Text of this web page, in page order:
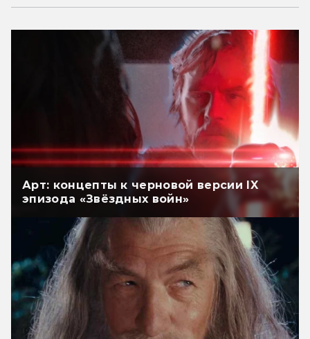
Арт: концепты к черновой версии IX
эпизода «Звёздных войн»